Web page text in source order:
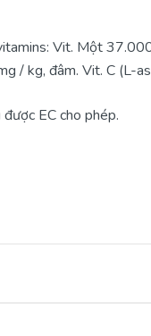
Vit. Một
/ kg, đâm. Vit. C (L-
EC cho phép.